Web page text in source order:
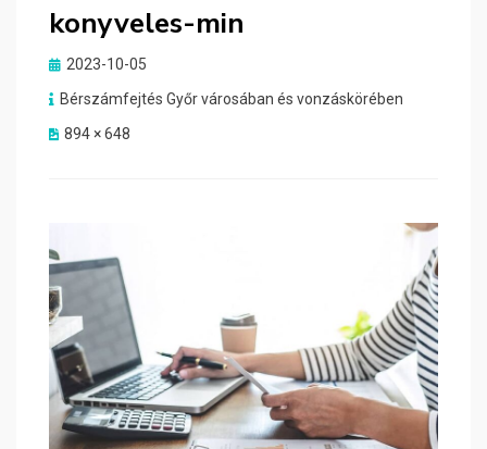
konyveles-min
Posted
2023-10-05
Bérszámfejtés Győr városában és vonzáskörében
894 × 648